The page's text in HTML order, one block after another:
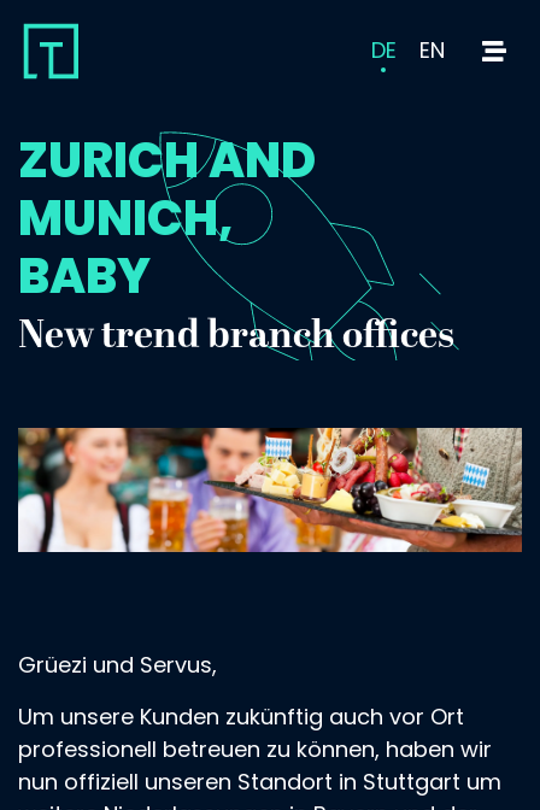
DE EN
ZURICH AND
MUNICH,
BABY
New trend branch offices
Grüezi und Servus,
Um unsere Kunden zukünftig auch vor Ort
professionell betreuen zu können, haben wir
nun offiziell unseren Standort in Stuttgart um